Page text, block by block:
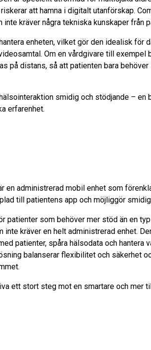
att hamna i digitalt utanförskap.
kräver några tekniska kunskaper från
enheten, vilket gör den idealisk för
Om en vårdgivare till exempel
på distans, så att patienten bara
smidig och stödjande – en
erfarenhet.
en administrerad mobil enhet som
till patientens app och möjliggör
patienter som behöver mer stöd än en
inte kräver en helt administrerad enhet.
patienter, spåra hälsodata och hantera
balanserar flexibilitet och säkerhet
ett stort steg mot en smartare och mer